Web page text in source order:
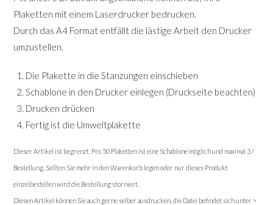
Plaketten mit einem Laserdrucker bedrucken.
Durch das A4 Format entfällt die lästige Arbeit den Drucker
umzustellen.
Die Plakette in die Stanzungen einschieben
Schablone in den Drucker einlegen (Druckseite beachten)
Drucken drücken
Fertig ist die Umweltplakette
Dieser Artikel ist begrenzt. Pro 50 Plaketten ist eine Schablone möglich und maximal 3 /
Bestellung. Sollten Sie mehr in den Warenkorb legen oder nur dieses Produkt
einzelbestellen wird die Bestellung storniert.
Diesen Artikel können Sie auch gerne selber ausdrucken, die Datei befindet sich unter >